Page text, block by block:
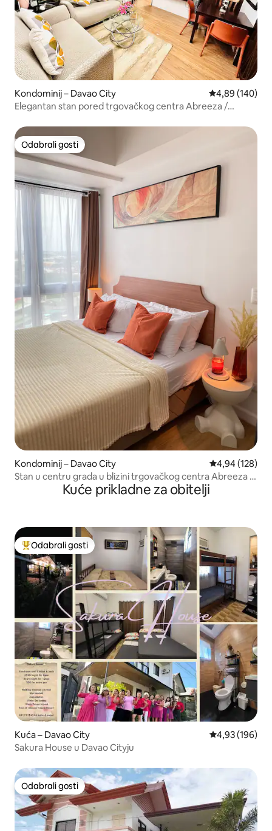
Kondominij – Davao City Prosječna
4,89 (140)
Elegantan stan pored trgovačkog centra Abreeza /
Odabrali gosti
Odabrali gosti
Kondominij – Davao City Prosječna
4,94 (128)
Stan u centru grada u blizini trgovačkog centra Abreeza s
pogledom na gradKuće prikladne za obitelji
Među najviše rangiranima s oznakom „Odabrali gosti”
Odabrali gosti
Kuća – Davao City Prosječna
4,93 (196)
Sakura House u Davao Cityju
Odabrali gosti
Odabrali gosti